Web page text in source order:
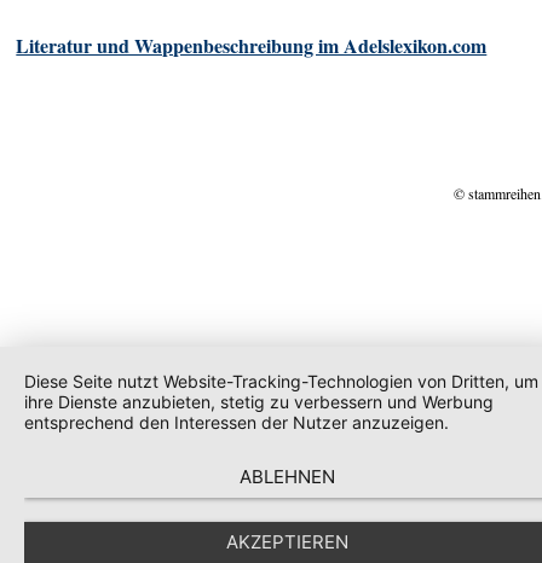
Literatur und Wappenbeschreibung im Adelslexikon.com
©
Diese Seite nutzt Website-Tracking-Technologien von Dritten, um
ihre Dienste anzubieten, stetig zu verbessern und Werbung
entsprechend den Interessen der Nutzer anzuzeigen.
ABLEHNEN
AKZEPTIEREN